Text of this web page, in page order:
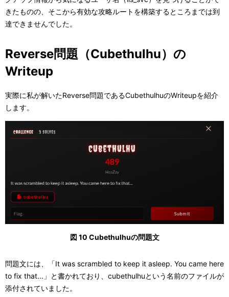
きたものの、そこから有効な攻略ルートを構築するところまでは到
達できませんでした。
Reverse問題（Cubethulhu）の
Writeup
実際に私が解いたReverse問題であるCubethulhuのWriteupを紹介
します。
図 10 Cubethulhuの問題文
問題文には、「It was scrambled to keep it asleep. You came here
to fix that...」と書かれており、cubethulhuという名前のファイルが
添付されていました。